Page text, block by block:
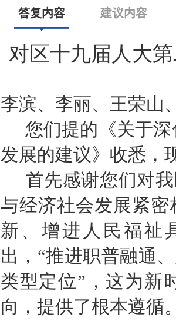
答复内容 建议内容
对区十九届人大
李滨、李丽、王荣山
您们提的《关于
发展的建议》收悉，
首先感谢您们对
与经济社会发展紧
新、增进人民福祉
出， “推进职普融通
类型定位” ，这为新
向，提供了根本遵循